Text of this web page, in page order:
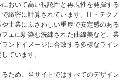
おいて高い視認性と再現性を発揮する
緻密に計算されています。IT・テクノ
士業にふさわしい重厚で安定感のある
ェに馴染む洗練された曲線美など、業
ンドイメージに合致する多様なライン
ています。
ため、当サイトではすべてのデザイン